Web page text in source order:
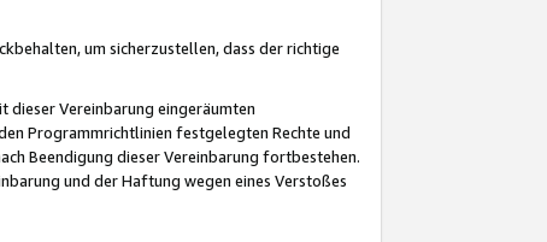
um sicherzustellen, dass der richtige
dieser Vereinbarung eingeräumten
Programmrichtlinien festgelegten Rechte und
Beendigung dieser Vereinbarung fortbestehen.
und der Haftung wegen eines Verstoßes